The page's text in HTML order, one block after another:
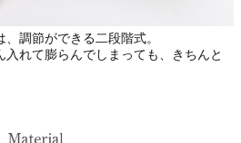
調節ができる二段階式。
入れて膨らんでしまっても、きちんと